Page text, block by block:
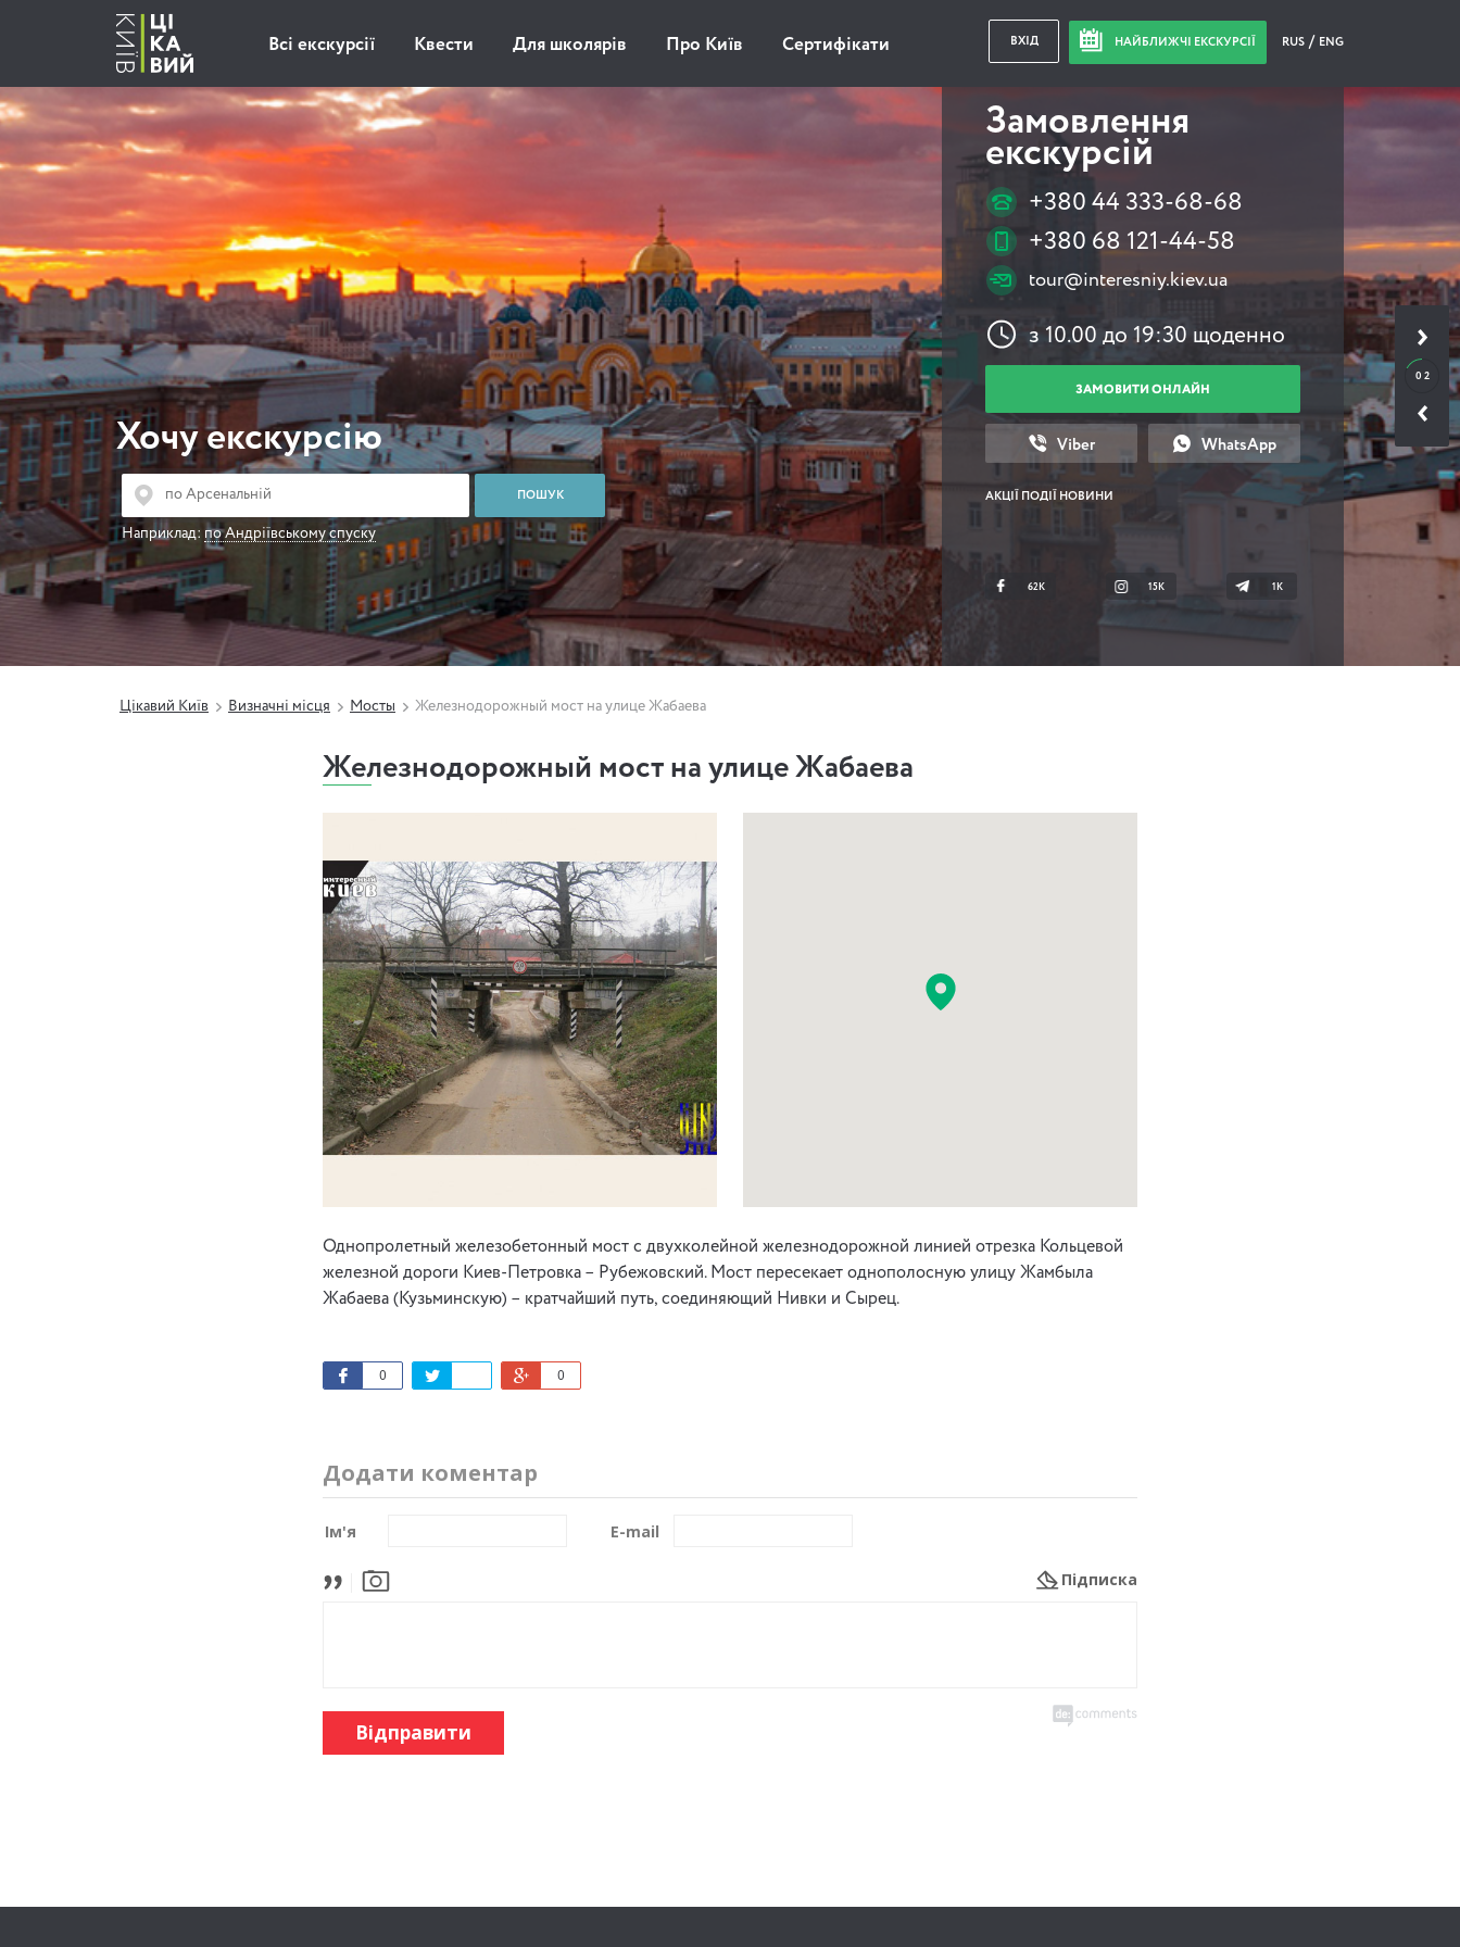
Всі екскурсії Квести Для школярів Про Київ Сертифікати ВХІД НАЙБЛИЖЧІ ЕКСКУРСІЇ RUS ENG
0 2
Хочу екскурсію
Наприклад: по Андріївському спуску
Замовлення
екскурсій
+380 44 333-68-68
+380 68 121-44-58
tour@interesniy.kiev.ua
з 10.00 до 19:30 щоденно
ЗАМОВИТИ ОНЛАЙН
Viber WhatsApp
АКЦІЇ ПОДІЇ НОВИНИ
62K 15K 1К
Цікавий Київ Визначні місця Мосты Железнодорожный мост на улице Жабаева
Железнодорожный мост на улице Жабаева
Однопролетный железобетонный мост с двухколейной железнодорожной линией отрезка Кольцевой
железной дороги Киев-Петровка – Рубежовский. Мост пересекает однополосную улицу Жамбыла
Жабаева (Кузьминскую) – кратчайший путь, соединяющий Нивки и Сырец.
0 0
Додати коментар
Ім'я E-mail
Підписка
Відправити